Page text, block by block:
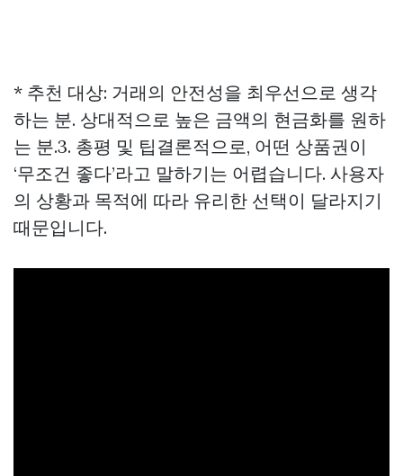
* 추천 대상: 거래의 안전성을 최우선으로 생각
하는 분. 상대적으로 높은 금액의 현금화를 원하
는 분.3. 총평 및 팁결론적으로, 어떤 상품권이
‘무조건 좋다’라고 말하기는 어렵습니다. 사용자
의 상황과 목적에 따라 유리한 선택이 달라지기
때문입니다.